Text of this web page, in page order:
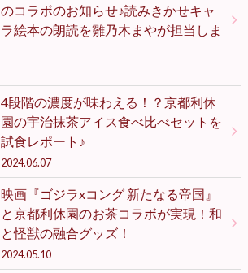
のコラボのお知らせ♪読みきかせキャ
ラ絵本の朗読を雛乃木まやが担当しま
4段階の濃度が味わえる！？京都利休
園の宇治抹茶アイス食べ比べセットを
試食レポート♪
2024.06.07
映画『ゴジラxコング 新たなる帝国』
と京都利休園のお茶コラボが実現！和
と怪獣の融合グッズ！
2024.05.10